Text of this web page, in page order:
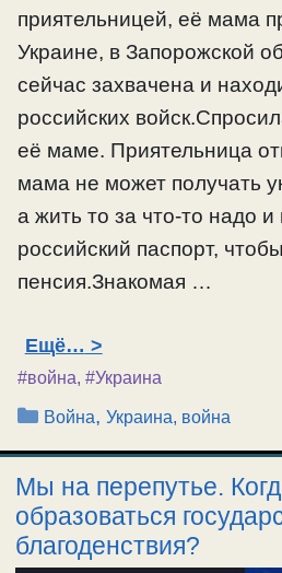
приятельницей, её мама
Украине, в Запорожской
сейчас захвачена и
российских
её маме. Приятельница
мама не может получать
а жить то за что-то надо
российский паспорт,
пенсия.Знакомая …
Ещё…
#война, #Украина
Рубрики
Война,Украина, война
Мы на перепутье.
образоваться
благоденствия?